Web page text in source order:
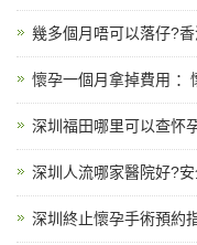
幾多個月唔可以落仔?
懷孕一個月拿掉費用 ：
深圳福田哪里可以查怀
深圳人流哪家醫院好?
深圳終止懷孕手術預約